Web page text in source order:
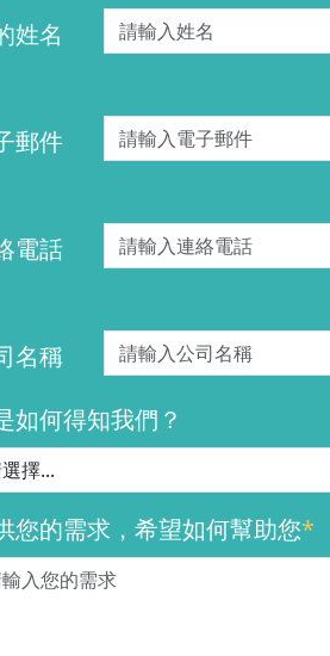
姓名
郵件
電話
名稱
如何得知我們？
您的需求，希望如何幫助您*